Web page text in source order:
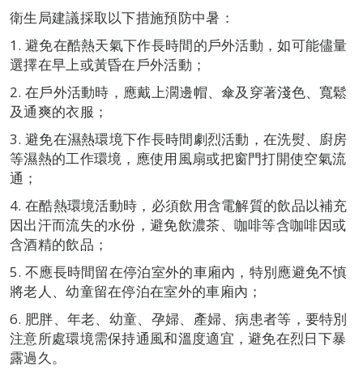
衛生局建議採取以下措施預防中暑：
1. 避免在酷熱天氣下作長時間的戶外活動，如可能儘量
選擇在早上或黃昏在戶外活動；
2. 在戶外活動時，應戴上濶邊帽、傘及穿著淺色、寬鬆
及通爽的衣服；
3. 避免在濕熱環境下作長時間劇烈活動，在洗熨、廚房
等濕熱的工作環境，應使用風扇或把窗門打開使空氣流
通；
4. 在酷熱環境活動時，必須飲用含電解質的飲品以補充
因出汗而流失的水份，避免飲濃茶、咖啡等含咖啡因或
含酒精的飲品；
5. 不應長時間留在停泊室外的車廂內，特別應避免不慎
將老人、幼童留在停泊在室外的車廂內；
6. 肥胖、年老、幼童、孕婦、產婦、病患者等，要特別
注意所處環境需保持通風和溫度適宜，避免在烈日下暴
露過久。